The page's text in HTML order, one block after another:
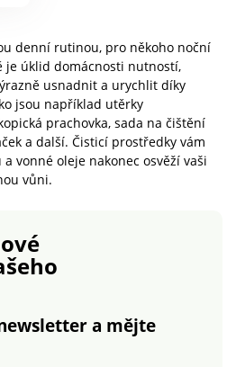
u
denní rutinou, pro někoho noční
je úklid domácnosti nutností,
usnadnit a urychlit díky
jsou například utěrky
prachovka, sada na čištění
a další. Čisticí prostředky vám
vonné oleje nakonec osvěží vaši
vůni.
a mějte